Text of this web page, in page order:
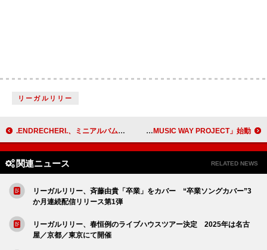
リーガルリリー
.ENDRECHERI.、ミニアルバム『END RE』発売日の生配信詳細＆限定特典が決定 音楽コンテンツ＆アーティストのグローバル進展を支援、CEIPAとトヨタグループ共創プロジェクト「MUSIC WAY PROJECT」始動
関連ニュース RELATED NEWS
リーガルリリー、斉藤由貴「卒業」をカバー “卒業ソングカバー”3
か月連続配信リリース第1弾
リーガルリリー、春恒例のライブハウスツアー決定 2025年は名古
屋／京都／東京にて開催